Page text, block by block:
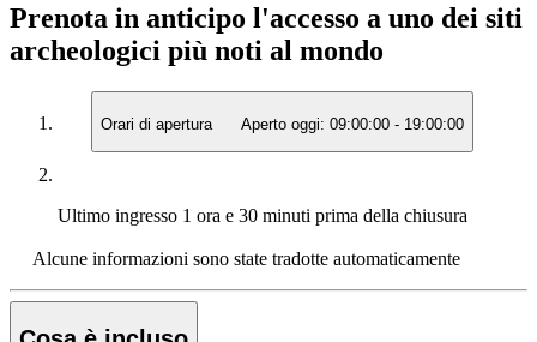
Prenota in anticipo l'accesso a uno dei siti
archeologici più noti al mondo
Orari di apertura Aperto oggi: 09:00:00 - 19:00:00
Ultimo ingresso 1 ora e 30 minuti prima della chiusura
Alcune informazioni sono state tradotte automaticamente